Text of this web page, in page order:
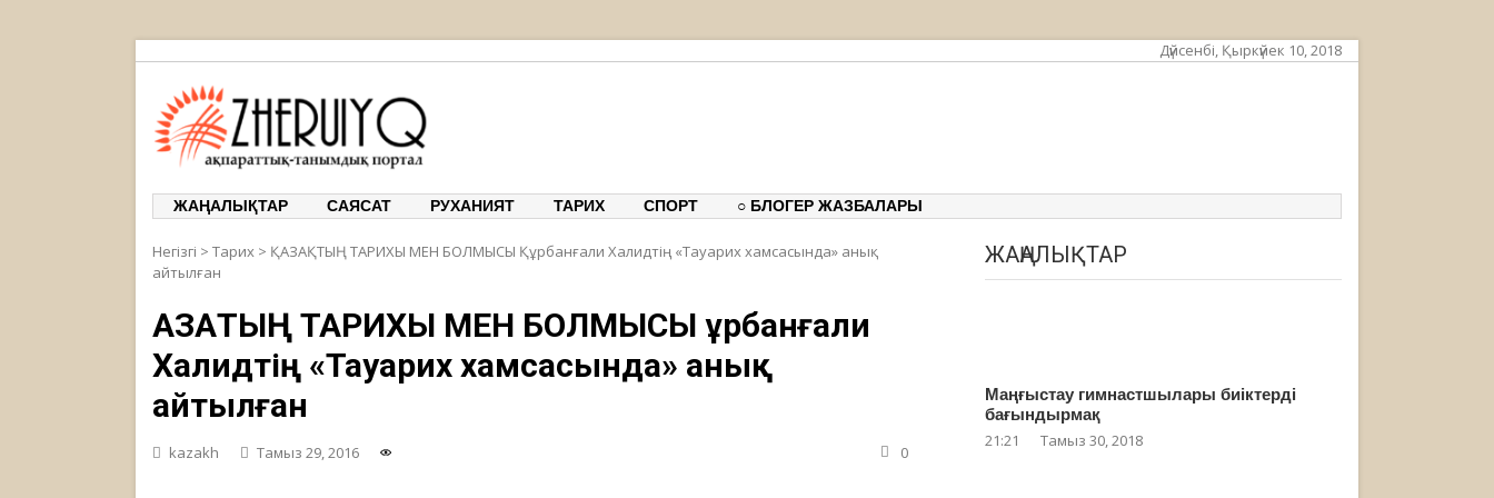
Дүйсенбі, Қыркүйек 10, 2018
ЖАҢАЛЫҚТАР САЯСАТ РУХАНИЯТ ТАРИХ СПОРТ ○ БЛОГЕР ЖАЗБАЛАРЫ
Негізгі > Тарих > ҚАЗАҚТЫҢ ТАРИХЫ МЕН БОЛМЫСЫ Құрбанғали Халидтің «Тауарих хамсасында» анық
айтылған
ҚАЗАҚТЫҢ ТАРИХЫ МЕН БОЛМЫСЫ Құрбанғали
Халидтің «Тауарих хамсасында» анық
айтылған
kazakh Тамыз 29, 2016 0
ЖАҢАЛЫҚТАР
Маңғыстау гимнастшылары биіктерді
бағындырмақ
21:21 Тамыз 30, 2018